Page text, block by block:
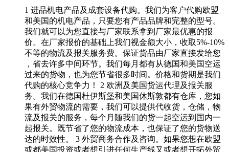
1 进品机电产品及成套设备代购。我们为客户代购欧盟
和美国的机电产品，只要您有产品品牌和完整的型号。
我们就可以为您直接与厂家联系拿到厂家最优惠的报
价。在厂家报价的基础上我们视金额大小，收取5%-10%
不等的物流及报关服务费。保证货品由厂家直接发给您
，省去许多中间环节。我们每月都有从德国和美国空运
过来的货物，也为您节省很多时间。价格和货期是我们
代购的核心竞争力！ 2 欧洲及美国货运代理及报关服
务。我们在德国杜伊斯堡和美国休斯敦都有仓库，您如
果有外贸物流的需要，我们可以提供代收货，仓储，物
流及报关的服务，每个月随我们的货一起空运到国内一
起报关。既节省了您的物流成本，也保证了您的货物送
达的时效性。 3 外贸商务合作及咨询。如果您想在欧盟
或都美国投资或者想引进任何生产线又或者想开拓外贸